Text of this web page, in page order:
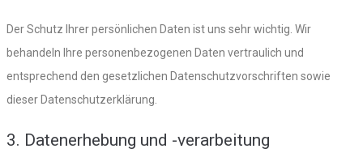
Der Schutz Ihrer persönlichen Daten ist uns sehr wichtig. Wir
behandeln Ihre personenbezogenen Daten vertraulich und
entsprechend den gesetzlichen Datenschutzvorschriften sowie
dieser Datenschutzerklärung.
3. Datenerhebung und -verarbeitung